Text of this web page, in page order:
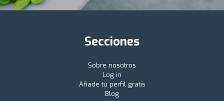
Secciones
Sobre nosotros
Log in
Añade tu perfil gratis
Blog